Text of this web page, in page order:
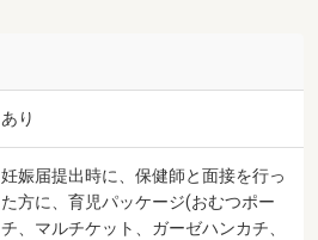
あり
妊娠届提出時に、保健師と面接を行っ
た方に、育児パッケージ(おむつポー
チ、マルチケット、ガーゼハンカチ、